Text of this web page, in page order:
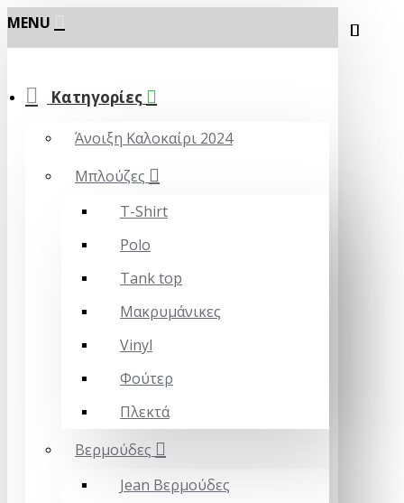
MENU
Κατηγορίες
Άνοιξη Καλοκαίρι 2024
Μπλούζες
T-Shirt
Polo
Tank top
Μακρυμάνικες
Vinyl
Φούτερ
Πλεκτά
Βερμούδες
Jean Βερμούδες